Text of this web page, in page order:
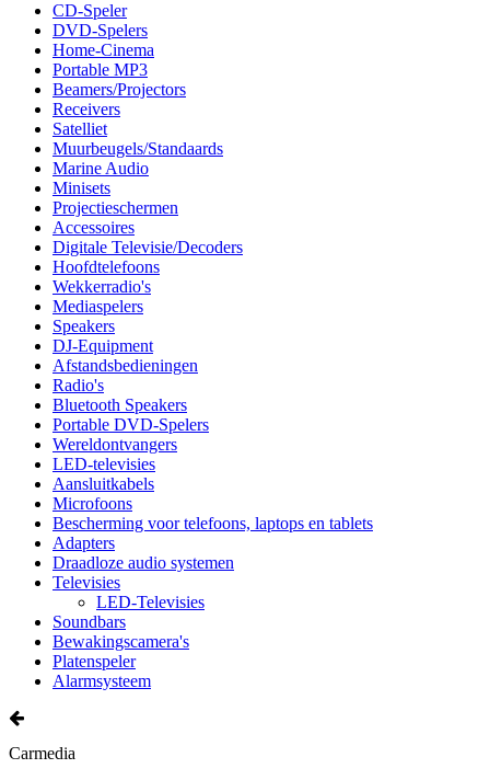
CD-Speler
DVD-Spelers
Home-Cinema
Portable MP3
Beamers/Projectors
Receivers
Satelliet
Muurbeugels/Standaards
Marine Audio
Minisets
Projectieschermen
Accessoires
Digitale Televisie/Decoders
Hoofdtelefoons
Wekkerradio's
Mediaspelers
Speakers
DJ-Equipment
Afstandsbedieningen
Radio's
Bluetooth Speakers
Portable DVD-Spelers
Wereldontvangers
LED-televisies
Aansluitkabels
Microfoons
Bescherming voor telefoons, laptops en tablets
Adapters
Draadloze audio systemen
Televisies
LED-Televisies
Soundbars
Bewakingscamera's
Platenspeler
Alarmsysteem
Carmedia